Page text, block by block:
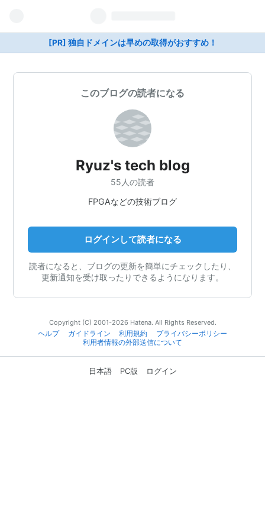
[PR] 独自ドメインは早めの取得がおすすめ！
このブログの読者になる
Ryuz's tech blog
55人の読者
FPGAなどの技術ブログ
ログインして読者になる
読者になると、ブログの更新を簡単にチェックしたり、
更新通知を受け取ったりできるようになります。
Copyright (C) 2001-2026 Hatena. All Rights Reserved.
ヘルプ
ガイドライン 利用規約
プライバシーポリシー
利用者情報の外部送信について
日本語 PC版 ログイン